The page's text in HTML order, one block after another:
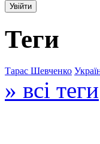
Теги
Тарас Шевченко
» всі теги